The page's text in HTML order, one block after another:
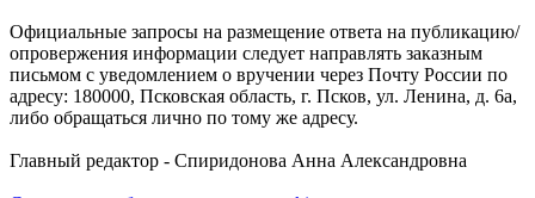
Официальные запросы на размещение ответа на публикацию/
опровержения информации следует направлять заказным
письмом с уведомлением о вручении через Почту России по
адресу: 180000, Псковская область, г. Псков, ул. Ленина, д. 6а,
либо обращаться лично по тому же адресу.
Главный редактор - Спиридонова Анна Александровна